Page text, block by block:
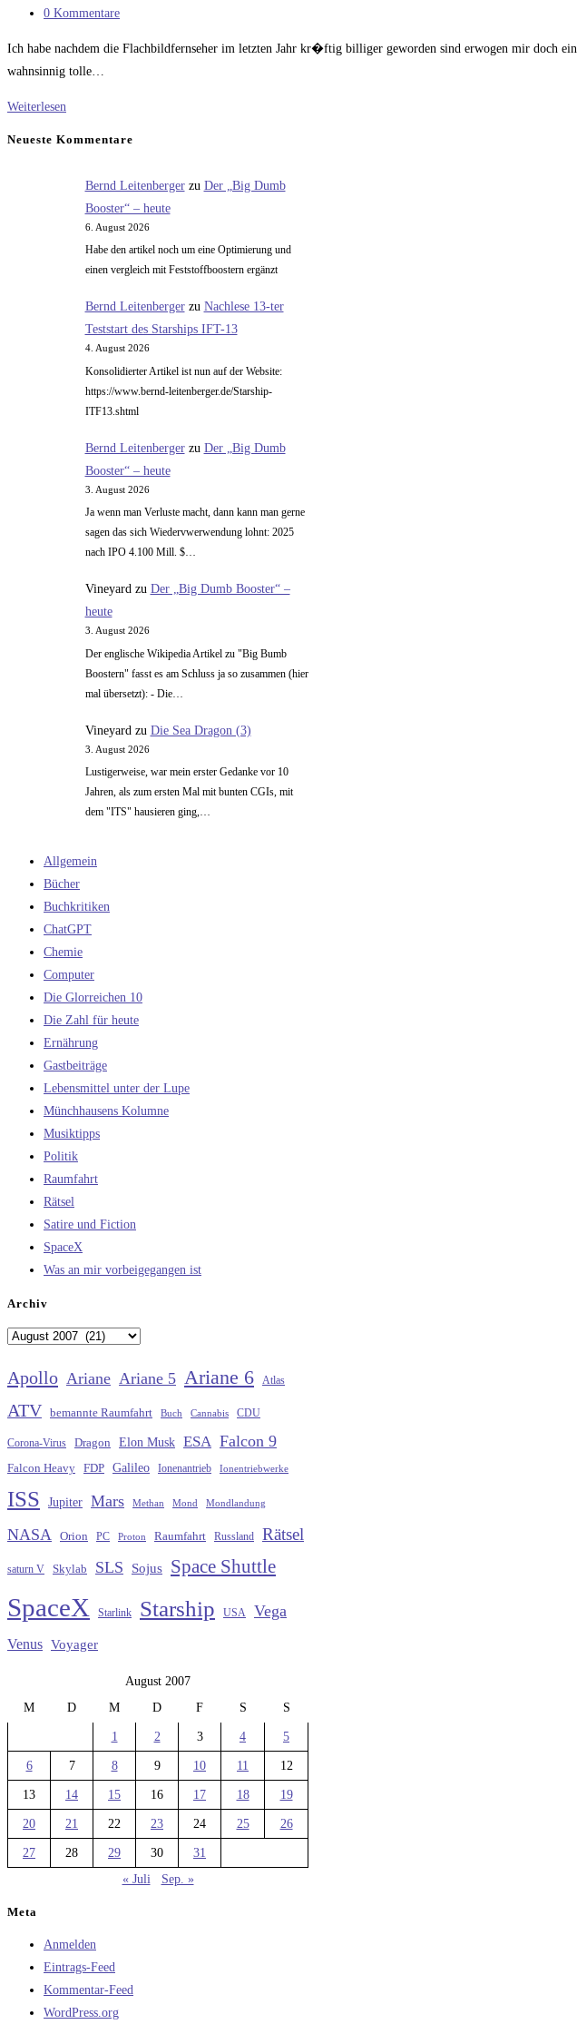
Kategorie:
Beitrags-
0 Kommentare
Ich habe nachdem die Flachbildfernseher im letzten Jahr kr�ftig billiger geworden sind erwogen mir doch
wahnsinnig tolle…
Weiterlesen
Neueste Kommentare
Bernd Leitenbergerzu Der „Big Dumb
Booster“ – heute
6. August 2026
Habe den artikel noch um eine Optimierung und
einen vergleich mit Feststoffboostern ergänzt
Bernd Leitenbergerzu Nachlese 13-ter
Teststart des Starships IFT-13
4. August 2026
Konsolidierter Artikel ist nun auf der Website:
https://www.bernd-leitenberger.de/Starship-
ITF13.shtml
Bernd Leitenbergerzu Der „Big Dumb
Booster“ – heute
3. August 2026
Ja wenn man Verluste macht, dann kann man gerne
sagen das sich Wiedervwerwendung lohnt: 2025
nach IPO 4.100 Mill. $…
Vineyardzu Der „Big Dumb Booster“ –
heute
3. August 2026
Der englische Wikipedia Artikel zu "Big Bumb
Boostern" fasst es am Schluss ja so zusammen (hier
mal übersetzt): - Die…
Vineyard zu Die Sea Dragon (3)
3. August 2026
Lustigerweise, war mein erster Gedanke vor 10
Jahren, als zum ersten Mal mit bunten CGIs, mit
dem "ITS" hausieren ging,…
Allgemein
Bücher
Buchkritiken
ChatGPT
Chemie
Computer
Die Glorreichen 10
Die Zahl für heute
Ernährung
Gastbeiträge
Lebensmittel unter der Lupe
Münchhausens Kolumne
Musiktipps
Politik
Raumfahrt
Rätsel
Satire und Fiction
SpaceX
Was an mir vorbeigegangen ist
Archiv
Archiv
Apollo Ariane Ariane 5 Ariane 6 Atlas
ATV bemannte Raumfahrt Buch Cannabis CDU
Corona-Virus Dragon Elon Musk ESA Falcon 9
Falcon Heavy FDP Galileo Ionenantrieb Ionentriebwerke
ISS Jupiter Mars Methan Mond Mondlandung
NASA Orion PC Proton Raumfahrt Russland Rätsel
saturn V Skylab SLS Sojus Space Shuttle
SpaceX Starlink Starship USA Vega
Venus Voyager
August 2007
M
D M D F S S
1 2 3 4 5
6 7 8 9 10 11 12
13 14 15 16 17 18 19
20 21 22 23 24 25 26
27 28 29 30
31
« Juli
Sep. »
Meta
Anmelden
Eintrags-Feed
Kommentar-Feed
WordPress.org